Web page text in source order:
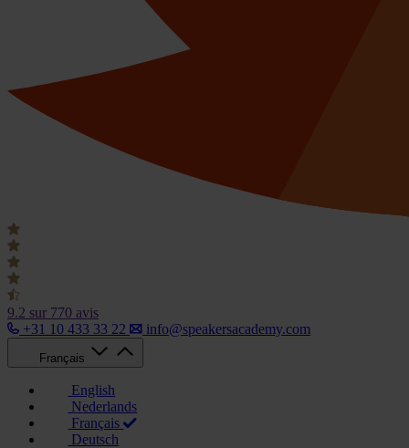
9.2 sur 770 avis
+31 10 433 33 22
info@speakersacademy.com
Français
English
Nederlands
Français
Deutsch